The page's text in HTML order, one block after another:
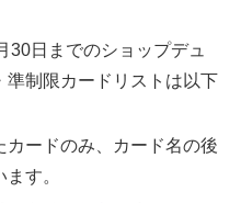
30日までのショップデュ
準制限カードリストは以下
ードのみ、カード名の後
す。